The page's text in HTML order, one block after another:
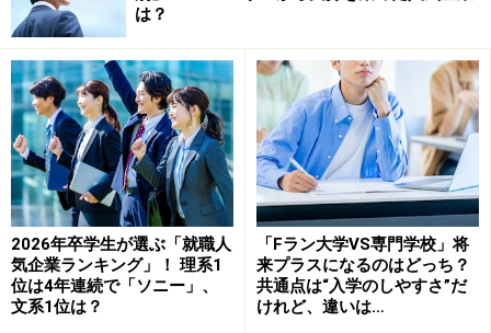
グループディスカッションで面接官が見る
ポイント
企業がグループディスカッションを選考で取り入れる目
的は2つあります。まずはそれを理解して対策を立てる
ことが、通過率を上げるベースになります。
■目的1 チームで発揮できる力の種類を確かめたい
グループディスカッションはチーム作業です。あなたが
チームで行動している様子を見ることで協調性・主体
は？
2026年卒学生が選ぶ「就職人
気企業ランキング」！ 理系1
位は4年連続で「ソニー」、
文系1位は？
「Fラン大学VS専門学校」将
来プラスになるのはどっち？
共通点は“入学のしやすさ”だ
けれど、違いは…